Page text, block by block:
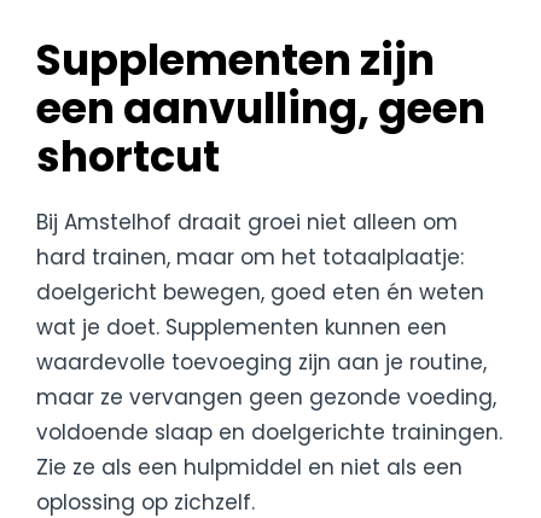
Supplementen zijn
een aanvulling, geen
shortcut
Bij Amstelhof draait groei niet alleen om
hard trainen, maar om het totaalplaatje:
doelgericht bewegen, goed eten én weten
wat je doet. Supplementen kunnen een
waardevolle toevoeging zijn aan je routine,
maar ze vervangen geen gezonde voeding,
voldoende slaap en doelgerichte trainingen.
Zie ze als een hulpmiddel en niet als een
oplossing op zichzelf.